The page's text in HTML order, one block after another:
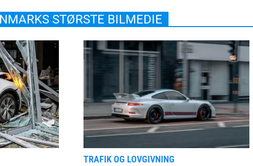
STØRSTE BILMEDIE
TRAFIK OG LOVGIVNING